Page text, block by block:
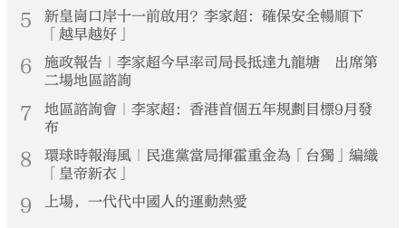
5
新皇崗口岸十一前啟用？李家超：確保安全暢順下
「越早越好」
6
施政報告｜李家超今早率司局長抵達九龍塘 出席第
二場地區諮詢
7
地區諮詢會｜李家超：香港首個五年規劃目標9月發
布
8
環球時報海風｜民進黨當局揮霍重金為「台獨」編織
「皇帝新衣」
9 上場，一代代中國人的運動熱愛